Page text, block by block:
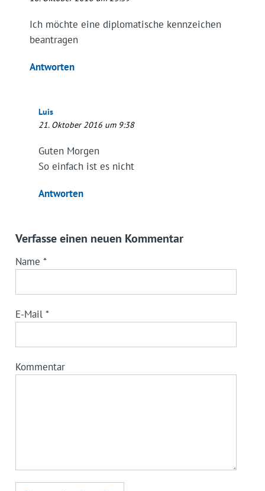
Ich möchte eine diplomatische kennzeichen
beantragen
Antworten
Luis
21. Oktober 2016 um 9:38
Guten Morgen
So einfach ist es nicht
Antworten
Verfasse einen neuen Kommentar
Name *
E-Mail *
Kommentar